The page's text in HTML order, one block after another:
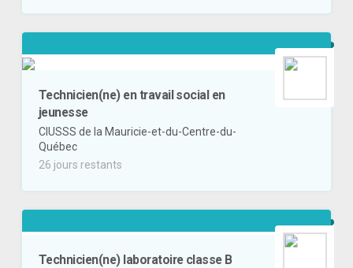
Technicien(ne) en travail social en
jeunesse
CIUSSS de la Mauricie-et-du-Centre-du-
Québec
26 jours restants
Technicien(ne) laboratoire classe B